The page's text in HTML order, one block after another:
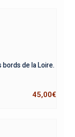
de la Loire.
45,00€